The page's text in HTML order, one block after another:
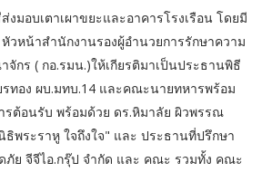
มอบเตาเผาขยะและอาคารโรงเรือน โดยมี
หน้าสำนักงานรองผู้อำนวยการรักษาความ
กร ( กอ.รมน.)ให้เกียรติมาเป็นประธานพิธี
ทอง ผบ.มทบ.14 และคณะนายทหารพร้อม
รต้อนรับ พร้อมด้วย ดร.หิมาลัย ผิวพรรณ
พระราหู ใจถึงใจ" และ ประธานที่ปรึกษา
ภัย จีจีไอ.กรุ๊ป จำกัด และ คณะ รวมทั้ง คณะ